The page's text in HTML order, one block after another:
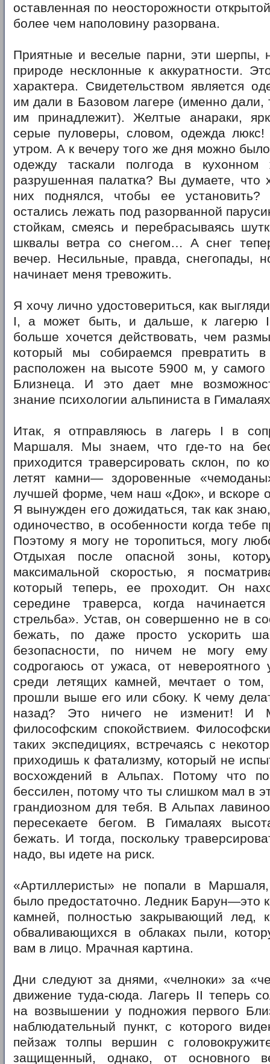
оставленная по неосторожности
более чем наполовину разорвана.
Приятные и веселые парни, эти шерпы,
природе несклонные к аккуратности.
характера. Свидетельством является
им дали в Базовом лагере (именно дали,
им принадлежит). Желтые анараки,
серые пуловеры, словом, одежда
утром. А к вечеру того же дня можно
одежду таскали полгода в
разрушенная палатка? Вы думаете, что
них поднялся, чтобы ее установить?
остались лежать под разорванной
стойкам, смеясь и перебрасываясь
шквалы ветра со снегом… А снег
вечер. Несильные, правда, снегопады,
начинает меня тревожить.
Я хочу лично удостовериться, как
I, а может быть, и дальше, к лагерю
больше хочется действовать, чем
который мы собираемся превратить
расположен на высоте 5900 м, у самого
Близнеца. И это дает мне
знание психологии альпиниста в
Итак, я отправляюсь в лагерь I в
Маршаля. Мы знаем, что где-то на
приходится траверсировать склон, по
летят камни— здоровенные
лучшей форме, чем наш «Док», и вскоре
Я вынужден его дожидаться, так как
одиночество, в особенности когда тебе
Поэтому я могу не торопиться, могу
Отдыхая после опасной зоны,
максимальной скоростью, я
который теперь, ее проходит. Он
середине траверса, когда начинается
стрельба». Устав, он совершенно не в
бежать, по даже просто ускорить
безопасности, по ничем не могу
содрогаюсь от ужаса, от
среди летящих камней, мечтает о
прошли выше его или сбоку. К чему
назад? Это ничего не изменит! И
философским спокойствием.
таких экспедициях, встречаясь с
приходишь к фатализму, который не
восхождений в Альпах. Потому что
бессилен, потому что ты слишком мал в
грандиозном для тебя. В Альпах
пересекаете бегом. В Гималаях
бежать. И тогда, поскольку
надо, вы идете на риск.
«Артиллеристы» не попали в Маршаля,
было предостаточно. Ледник Барун—это
камней, полностью закрывающий лед,
обваливающихся в облаках пыли,
вам в лицо. Мрачная картина.
Дни следуют за днями, «челноки» за
движение туда-сюда. Лагерь II теперь
на возвышении у подножия первого
наблюдательный пункт, с которого
пейзаж толпы вершин с
защищенный, однако, от основного